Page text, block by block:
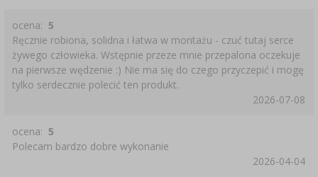
ocena: 5
Ręcznie robiona, solidna i łatwa w montażu - czuć tutaj serce
żywego człowieka. Wstępnie przeze mnie przepalona oczekuje
na pierwsze wędzenie :) Nie ma się do czego przyczepić i mogę
tylko serdecznie polecić ten produkt.
2026-07-08
ocena: 5
Polecam bardzo dobre wykonanie
2026-04-04